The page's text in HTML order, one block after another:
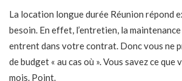
La location longue durée Réunion répond
besoin. En effet, l’entretien, la
entrent dans votre contrat. Donc vous ne
de budget « au cas où ». Vous savez ce que
mois. Point.